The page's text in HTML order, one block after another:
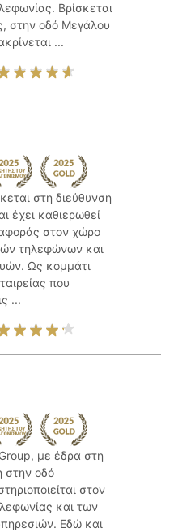
Βρίσκεται
στην οδό Μεγάλου
...
στη διεύθυνση
έχει καθιερωθεί
στον χώρο
τηλεφώνων και
Ως κομμάτι
που
...
με έδρα στη
στην οδό
στον
και των
Εδώ και